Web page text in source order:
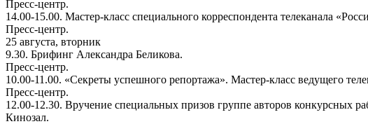
Пресс-центр.
14.00-15.00. Мастер-класс специального корреспондента телеканала
Пресс-центр.
25 августа, вторник
9.30. Брифинг Александра Беликова.
Пресс-центр.
10.00-11.00. «Секреты успешного репортажа». Мастер-класс ведущего
Пресс-центр.
12.00-12.30. Вручение специальных призов группе авторов конкурсных
Кинозал.